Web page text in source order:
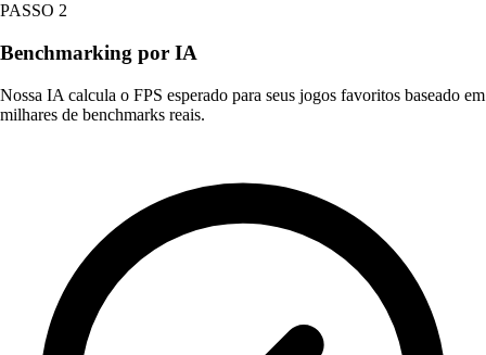
PASSO 2
Benchmarking por IA
Nossa IA calcula o FPS esperado para seus jogos favoritos baseado em
milhares de benchmarks reais.